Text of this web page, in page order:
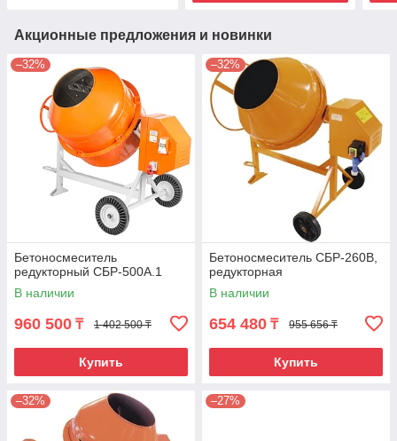
Акционные предложения и новинки
–32%
Бетоносмеситель
редукторный СБР-500А.1
В наличии
960 500 ₸ 1 402 500 ₸
Купить
–32%
Бетоносмеситель СБР-260В,
редукторная
В наличии
654 480 ₸ 955 656 ₸
Купить
–32% –27%